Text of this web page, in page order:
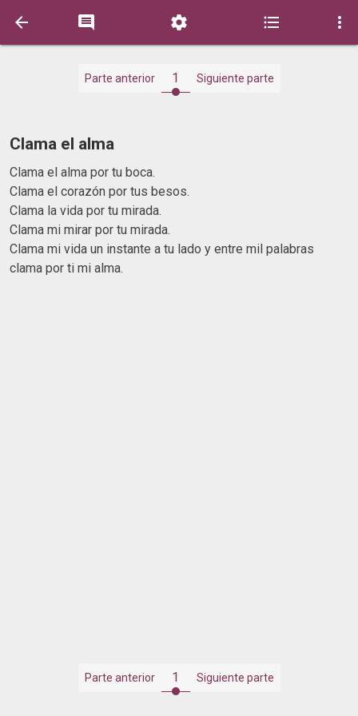
    
Parte anterior 1 Siguiente parte
Clama el alma
Clama el alma por tu boca.
Clama el corazón por tus besos.
Clama la vida por tu mirada.
Clama mi mirar por tu mirada.
Clama mi vida un instante a tu lado y entre mil palabras
clama por ti mi alma.
Parte anterior 1 Siguiente parte